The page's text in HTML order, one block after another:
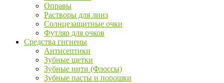
Оправы
Растворы для линз
Солнцезащитные очки
Футляр для очков
Средства гигиены
Антисептики
Зубные щетки
Зубные нити (Флоссы)
Зубные пасты и порошки